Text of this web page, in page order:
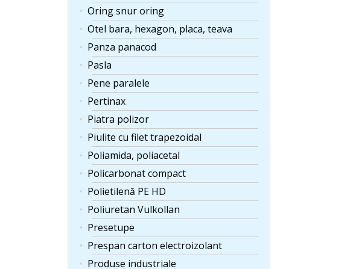
Oring snur oring
Otel bara, hexagon, placa, teava
Panza panacod
Pasla
Pene paralele
Pertinax
Piatra polizor
Piulite cu filet trapezoidal
Poliamida, poliacetal
Policarbonat compact
Polietilenă PE HD
Poliuretan Vulkollan
Presetupe
Prespan carton electroizolant
Produse industriale